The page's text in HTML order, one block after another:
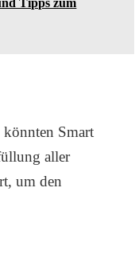
Tipps zum
Smart
aller
um den